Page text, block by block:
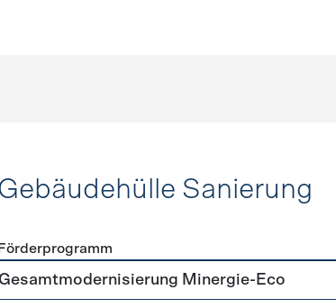
Sanierung
Förderprogramme Gebäudehülle Sanierung
Förderprogramm
Minergie-Eco